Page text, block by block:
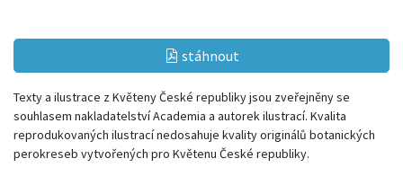
stáhnout
Texty a ilustrace z Květeny České republiky jsou zveřejněny se
souhlasem nakladatelství Academia a autorek ilustrací. Kvalita
reprodukovaných ilustrací nedosahuje kvality originálů botanických
perokreseb vytvořených pro Květenu České republiky.